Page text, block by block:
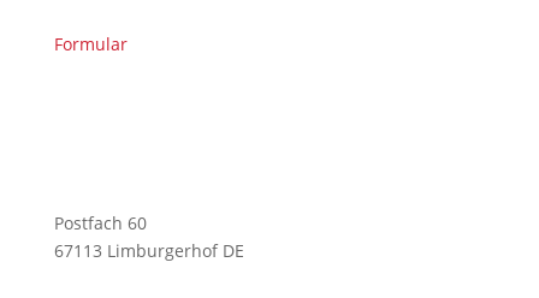
Formular
Postfach 60
67113 Limburgerhof DE